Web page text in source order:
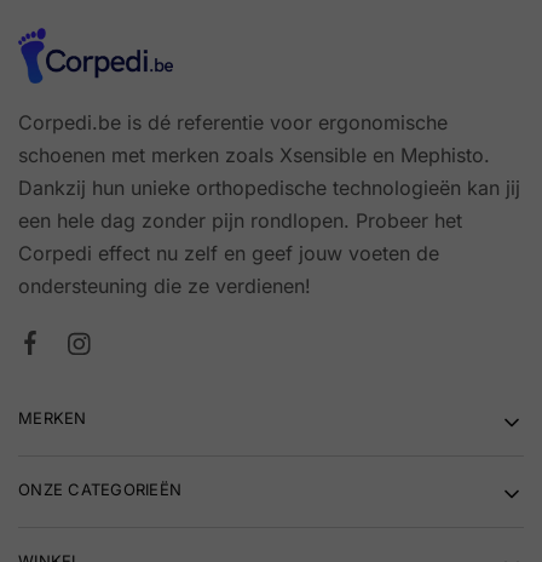
Corpedi.be is dé referentie voor ergonomische
schoenen met merken zoals Xsensible en Mephisto.
Dankzij hun unieke orthopedische technologieën kan jij
een hele dag zonder pijn rondlopen. Probeer het
Corpedi effect nu zelf en geef jouw voeten de
ondersteuning die ze verdienen!
MERKEN
ONZE CATEGORIEËN